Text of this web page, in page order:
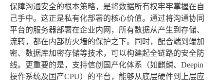
保障沟通安全的根本策略，是将数据所有权牢牢掌握在自
己手中。这正是私有化部署的核心价值。通过将沟通协同
平台的服务器部署在企业内网，所有数据从产生到存储、
流转，都在内部防火墙的保护之下。同时，配合端到端加
密、数据库加密存储等技术，可以构建起全链路的安全防
线。更重要的是，支持信创国产化体系（如麒麟、Deepin
操作系统及国产CPU）的平台，能够从底层硬件到上层应